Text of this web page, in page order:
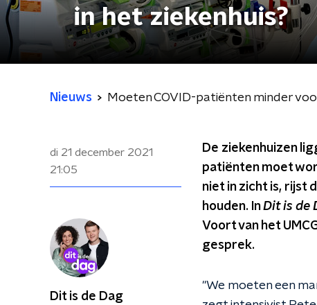
in het ziekenhuis?
Nieuws Moeten COVID-patiënten minder
di 21 december 2021
21:05
De ziekenhuizen
patiënten moet
niet in zicht is, rijst
houden. InDit is de
Voort van het
gesprek.
"We moeten een
Dit is de Dag